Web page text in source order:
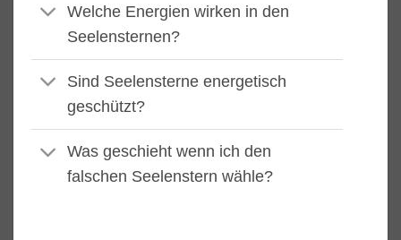
Welche Energien wirken in den
Seelensternen?
Sind Seelensterne energetisch
geschützt?
Was geschieht wenn ich den
falschen Seelenstern wähle?